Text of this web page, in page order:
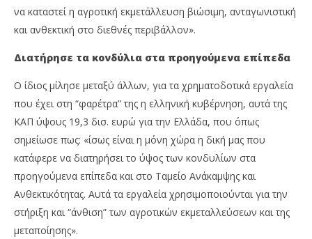
να καταστεί η αγροτική εκμετάλλευση βιώσιμη, ανταγωνιστική
και ανθεκτική στο διεθνές περιβάλλον».
Διατήρησε τα κονδύλια στα προηγούμενα επίπεδα
Ο ίδιος μίλησε μεταξύ άλλων, για τα χρηματοδοτικά εργαλεία
που έχει στη “φαρέτρα” της η ελληνική κυβέρνηση, αυτά της
ΚΑΠ ύψους 19,3 δισ. ευρώ για την Ελλάδα, που όπως
σημείωσε πως: «ίσως είναι η μόνη χώρα η δική μας που
κατάφερε να διατηρήσει το ύψος των κονδυλίων στα
προηγούμενα επίπεδα και στο Ταμείο Ανάκαμψης και
Ανθεκτικότητας. Αυτά τα εργαλεία χρησιμοποιούνται για την
στήριξη και “άνθιση” των αγροτικών εκμεταλλεύσεων και της
μεταποίησης».